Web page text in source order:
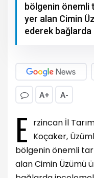
bölgenin önemli
yer alan Cimin
ederek
A+ A-
E rzincan İl
Koçaker,
bölgenin önemli
alan Cimin Üzümü